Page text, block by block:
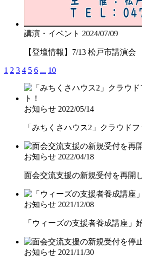
講演・イベント 2024/07/09
【登壇情報】7/13 松戸市講演会
1 2 3 4 5 6 ... 10
お知らせ 2022/05/14
「みちくさハウス2」クラウド
お知らせ 2022/04/18
面会交流支援の新規受付を再開
お知らせ 2021/12/08
「ウィーズの支援者養成講座」
お知らせ 2021/11/30